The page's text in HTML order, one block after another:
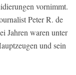
vornimmt.
Peter R. de
Jahren waren unter
und sein